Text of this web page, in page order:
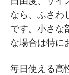
なら、ふさわ
です。小さな
な場合は特に
毎日使える高